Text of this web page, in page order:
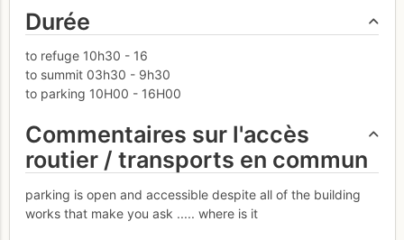
Durée
to refuge 10h30 - 16
to summit 03h30 - 9h30
to parking 10H00 - 16H00
Commentaires sur l'accès
routier / transports en commun
parking is open and accessible despite all of the building
works that make you ask ..... where is it